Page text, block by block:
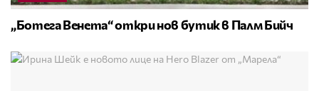
„Ботега Венета“ откри нов бутик в Палм Бийч